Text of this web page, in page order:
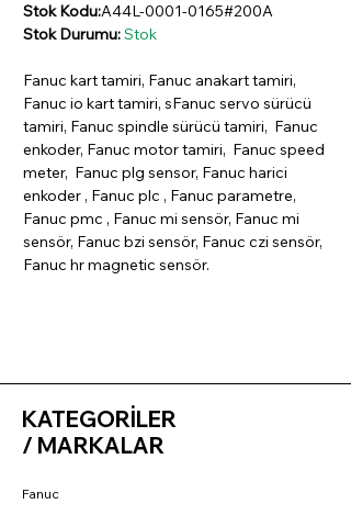
Stok Kodu:A44L-0001-0165#200A
Stok Durumu:Stok
Fanuc kart tamiri, Fanuc anakart tamiri,
Fanuc io kart tamiri, sFanuc servo sürücü
tamiri, Fanuc spindle sürücü tamiri, Fanuc
enkoder, Fanuc motor tamiri, Fanuc speed
meter, Fanuc plg sensor, Fanuc harici
enkoder , Fanuc plc , Fanuc parametre,
Fanuc pmc , Fanuc mi sensör, Fanuc mi
sensör, Fanuc bzi sensör, Fanuc czi sensör,
Fanuc hr magnetic sensör.
KATEGORİLER
/ MARKALAR
Fanuc